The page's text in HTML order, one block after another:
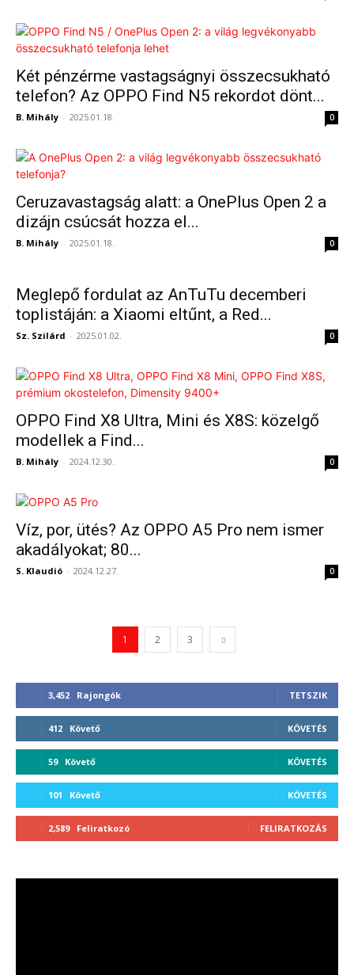
Két pénzérme vastagságnyi összecsukható
telefon? Az OPPO Find N5 rekordot dönt...
B. Mihály - 2025.01.18. 0
Ceruzavastagság alatt: a OnePlus Open 2 a
dizájn csúcsát hozza el...
B. Mihály - 2025.01.18. 0
Meglepő fordulat az AnTuTu decemberi
toplistáján: a Xiaomi eltűnt, a Red...
Sz. Szilárd - 2025.01.02. 0
OPPO Find X8 Ultra, Mini és X8S: közelgő
modellek a Find...
B. Mihály - 2024.12.30. 0
Víz, por, ütés? Az OPPO A5 Pro nem ismer
akadályokat; 80...
S. Klaudió - 2024.12.27. 0
1 2 3
3,452 Rajongók TETSZIK
412 Követő KÖVETÉS
59 Követő KÖVETÉS
101 Követő KÖVETÉS
2,589 Feliratkozó FELIRATKOZÁS